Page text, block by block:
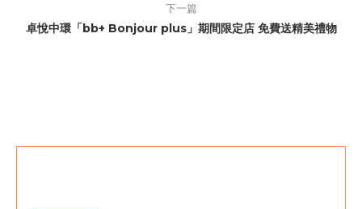
下一篇
卓悅中環「bb+ Bonjour plus」期間限定店 免費送精美禮物